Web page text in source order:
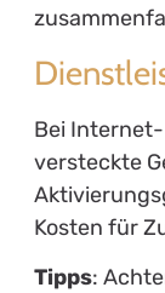
Bei
versteckte
Kosten für
Tipps: